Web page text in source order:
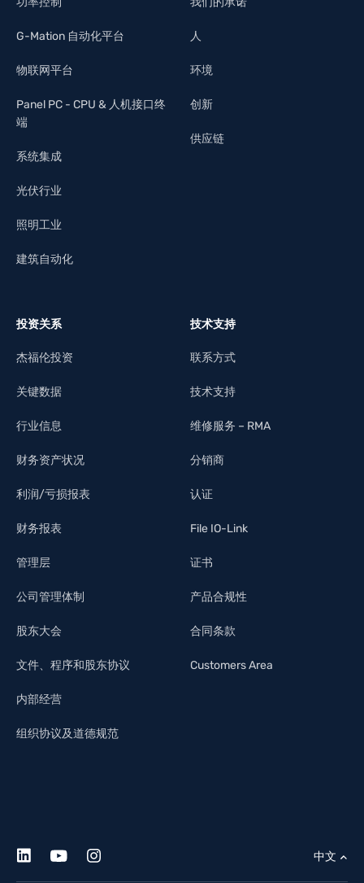
G-Mation 自动化平台
物联网平台
Panel PC - CPU & 人机接口终
端
系统集成
光伏行业
照明工业
建筑自动化
人
环境
创新
供应链
投资关系
杰福伦投资
关键数据
行业信息
财务资产状况
利润/亏损报表
财务报表
管理层
公司管理体制
股东大会
文件、程序和股东协议
内部经营
组织协议及道德规范
技术支持
联系方式
技术支持
维修服务 – RMA
分销商
认证
File IO-Link
证书
产品合规性
合同条款
Customers Area
中文